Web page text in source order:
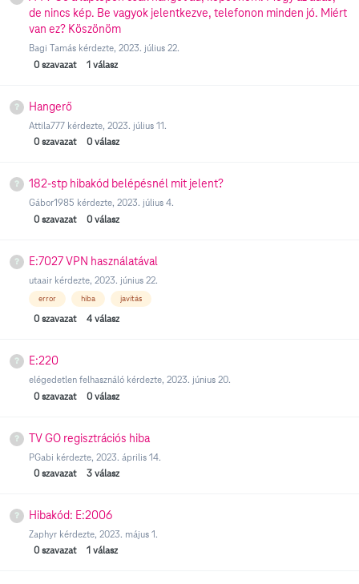
de nincs kép. Be vagyok jelentkezve, telefonon minden jó. Miért
van ez? Köszönöm
Bagi Tamás kérdezte, 2023. július 22.
0 szavazat 1 válasz
Hangerő
Attila777 kérdezte, 2023. július 11.
0 szavazat 0 válasz
182-stp hibakód belépésnél mit jelent?
Gábor1985 kérdezte, 2023. július 4.
0 szavazat 0 válasz
E:7027 VPN használatával
utaair kérdezte, 2023. június 22.
error hiba javítás
0 szavazat 4 válasz
E:220
elégedetlen felhasználó kérdezte, 2023. június 20.
0 szavazat 0 válasz
TV GO regisztrációs hiba
PGabi kérdezte, 2023. április 14.
0 szavazat 3 válasz
Hibakód: E:2006
Zaphyr kérdezte, 2023. május 1.
0 szavazat 1 válasz